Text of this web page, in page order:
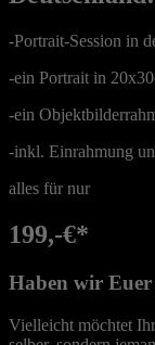
-Portrait-Session in
-ein Portrait in
-ein
-inkl. Einrahmung
alles für nur
199,-€*
Haben wir Euer
Vielleicht möchtet